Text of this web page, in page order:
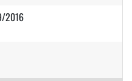
2016